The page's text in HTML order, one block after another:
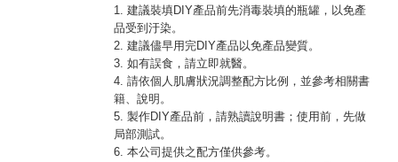
1. 建議裝填DIY產品前先消毒裝填的瓶罐，以免產
品受到汙染。
2. 建議儘早用完DIY產品以免產品變質。
3. 如有誤食，請立即就醫。
4. 請依個人肌膚狀況調整配方比例，並參考相關書
籍、說明。
5. 製作DIY產品前，請熟讀說明書；使用前，先做
局部測試。
6. 本公司提供之配方僅供參考。